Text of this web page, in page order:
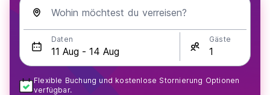
Wohin möchtest du verreisen?
Daten Gäste
Flexible Buchung und kostenlose Stornierung Optionen
verfügbar.